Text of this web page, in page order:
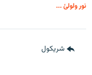
نور ولولئ ...
شريکول